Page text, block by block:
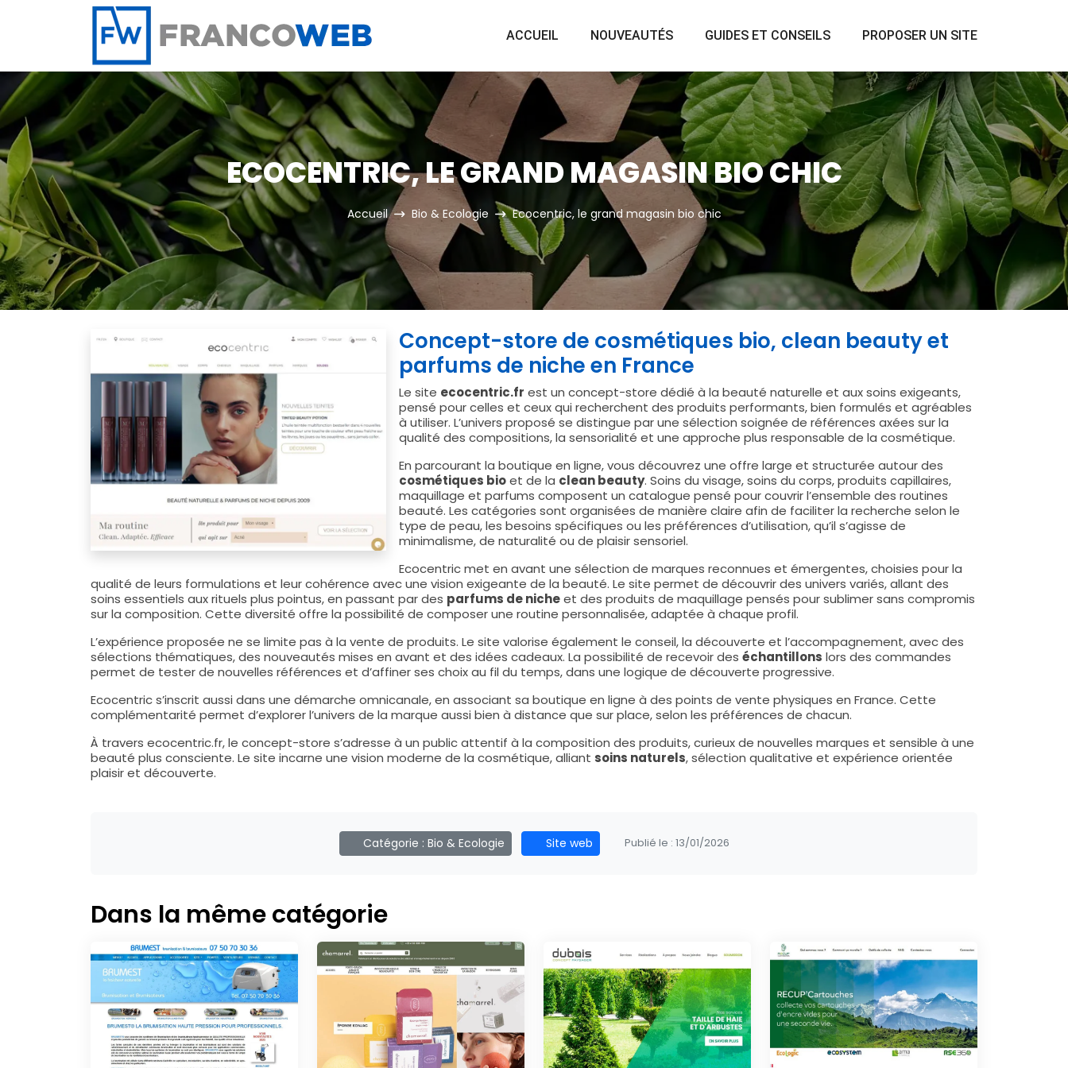
Panneau de gestion des cookies
ACCUEIL NOUVEAUTÉS GUIDES ET CONSEILS PROPOSER UN SITE
ECOCENTRIC, LE GRAND MAGASIN BIO CHIC
Accueil Bio & Ecologie Ecocentric, le grand magasin bio chic
Concept-store de cosmétiques bio, clean beauty et
parfums de niche en France
Le site ecocentric.fr est un concept-store dédié à la beauté naturelle et aux soins exigeants,
pensé pour celles et ceux qui recherchent des produits performants, bien formulés et agréables
à utiliser. L’univers proposé se distingue par une sélection soignée de références axées sur la
qualité des compositions, la sensorialité et une approche plus responsable de la cosmétique.
En parcourant la boutique en ligne, vous découvrez une offre large et structurée autour des
cosmétiques bioet de la clean beauty. Soins du visage, soins du corps, produits capillaires,
maquillage et parfums composent un catalogue pensé pour couvrir l’ensemble des routines
beauté. Les catégories sont organisées de manière claire afin de faciliter la recherche selon le
type de peau, les besoins spécifiques ou les préférences d’utilisation, qu’il s’agisse de
minimalisme, de naturalité ou de plaisir sensoriel.
Ecocentric met en avant une sélection de marques reconnues et émergentes, choisies pour la
qualité de leurs formulations et leur cohérence avec une vision exigeante de la beauté. Le site permet de découvrir des univers variés, allant des
soins essentiels aux rituels plus pointus, en passant par des parfums de nicheet des produits de maquillage pensés pour sublimer sans compromis
sur la composition. Cette diversité offre la possibilité de composer une routine personnalisée, adaptée à chaque profil.
L’expérience proposée ne se limite pas à la vente de produits. Le site valorise également le conseil, la découverte et l’accompagnement, avec des
sélections thématiques, des nouveautés mises en avant et des idées cadeaux. La possibilité de recevoir des échantillons lors des commandes
permet de tester de nouvelles références et d’affiner ses choix au fil du temps, dans une logique de découverte progressive.
Ecocentric s’inscrit aussi dans une démarche omnicanale, en associant sa boutique en ligne à des points de vente physiques en France. Cette
complémentarité permet d’explorer l’univers de la marque aussi bien à distance que sur place, selon les préférences de chacun.
À travers ecocentric.fr, le concept-store s’adresse à un public attentif à la composition des produits, curieux de nouvelles marques et sensible à une
beauté plus consciente. Le site incarne une vision moderne de la cosmétique, alliant soins naturels, sélection qualitative et expérience orientée
plaisir et découverte.
Catégorie : Bio & Ecologie Site web Publié le : 13/01/2026
Dans la même catégorie